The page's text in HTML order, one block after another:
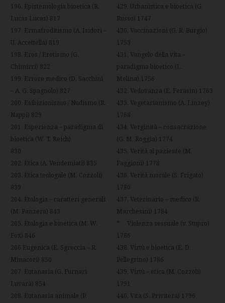
196. Epistemologia bioetica (R.
Lucas Lucas) 817
197. Ermafroditismo (A. Isidori –
U. Accettella) 819
198. Eros / Erotismo (G.
Chimirri) 822
199. Errore medico (D. Sacchini
– A. G. Spagnolo) 827
200. Esibizionismo / Nudismo (R.
Nappi) 829
201. Esperienza – paradigma di
bioetica (W. T. Reich)
830
202. Etica (A. Vendemiati) 835
203. Etica teologale (M. Cozzoli)
839
204. Etologia – caratteri generali
(M. Panzera) 843
205. Etologia e bioetica (M. W.
Fox) 846
206 Eugenica (E. Sgreccia – R.
Minacori) 850
207. Eutanasia (G. Furnari
Luvarà) 854
208. Eutanasia animale (P.
429. Urbanistica e bioetica (G.
Russo) 1747
430. Vaccinazioni (G. R. Burgio)
1753
431. Vangelo della vita –
paradigma bioetico (L.
Melina) 1756
432. Vedovanza (E. Ferasin) 1763
433. Vegetarianismo (A. Linzey)
1768
434. Verginità – consacrazione
(G. M. Roggia) 1774
435. Verità al paziente (M.
Faggioni) 1778
436. Verità morale (S. Frigato)
1780
437. Veterinario – medico (R.
Marchesini) 1784
* Violenza sessuale (v. Stupro)
1786
438. Virtù e bioetica (E. D.
Pellegrino) 1786
439. Virtù – etica (M. Cozzoli)
1791
440. Vita (S. Privitera) 1796